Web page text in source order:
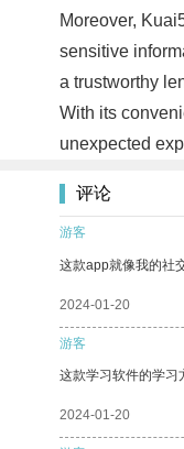
Moreover,
sensitive
a trustworthy
With its
unexpected
评论
游客
这款app就像我的社
2024-01-20
游客
这款学习软件的学习
2024-01-20